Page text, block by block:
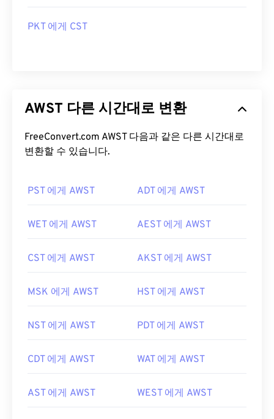
PKT 에게 CST
AWST 다른 시간대로 변환
FreeConvert.com AWST 다음과 같은 다른 시간대로
변환할 수 있습니다.
PST 에게 AWST ADT 에게 AWST
WET 에게 AWST AEST 에게 AWST
CST 에게 AWST AKST 에게 AWST
MSK 에게 AWST HST 에게 AWST
NST 에게 AWST PDT 에게 AWST
CDT 에게 AWST WAT 에게 AWST
AST 에게 AWST WEST 에게 AWST